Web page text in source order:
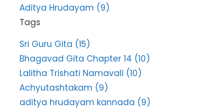
Aditya Hrudayam (9)
Tags
Sri Guru Gita (15)
Bhagavad Gita Chapter 14 (10)
Lalitha Trishati Namavali (10)
Achyutashtakam (9)
aditya hrudayam kannada (9)